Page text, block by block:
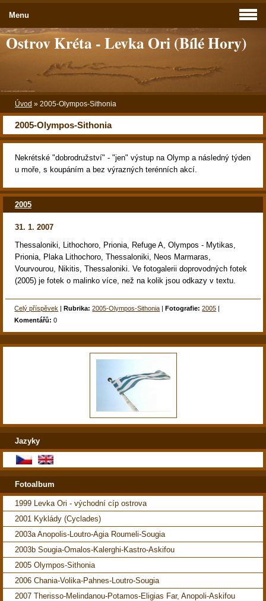
Ostrov Kréta - Levka Ori (Bílé Hory)
Úvod » 2005-Olympos-Sithonia
2005-Olympos-Sithonia
Nekrétské "dobrodružství" - "jen" výstup na Olymp a následný týden
u moře, s koupáním a bez výrazných terénních akcí.
2005
31. 1. 2007
Thessaloniki, Lithochoro, Prionia, Refuge A, Olympos - Mytikas,
Prionia, Plaka Lithochoro, Thessaloniki, Neos Marmaras,
Vourvourou, Nikitis, Thessaloniki. Ve fotogalerii doprovodných fotek
(2005) je fotek o malinko více, než na kolik jsou odkazy v textu.
Celý příspěvek |Rubrika: 2005-Olympos-Sithonia |Fotografie: 2005 |
Komentářů: 0
Jazyky
Menu
Fotoalbum
1999 Levka Ori - východní cíp ostrova
2001 Kyklády (Cyclades)
2003a Anopolis-Loutro-Agia Roumeli-Sougia
2003b Sougia-Omalos-Kalerghi-Kastro-Askifou
2005 Olympos-Sithonia
2006 Chania-Volika-Pahnes-Loutro-Sougia
2007 Therisso-Melindanou-Potamos-Eligias Far, Anopoli-Askifou